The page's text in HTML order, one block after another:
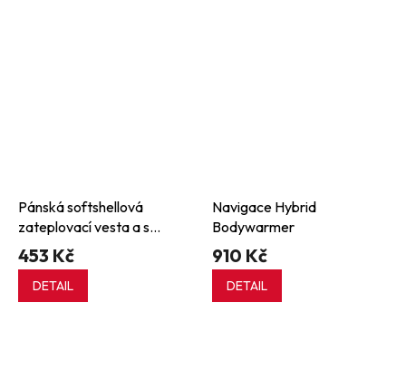
Pánská softshellová
zateplovací vesta a s
potiskovatelnou vnitřní částí
z recyklovaného fleecu
453 Kč
DETAIL
Navigace Hybrid
Bodywarmer
910 Kč
DETAIL